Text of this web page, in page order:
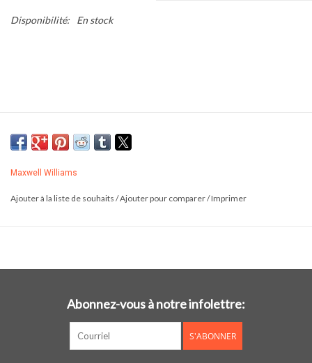
Disponibilité: En stock
Maxwell Williams
Ajouter à la liste de souhaits /Ajouter pour comparer/Imprimer
Abonnez-vous à notre infolettre:
S'ABONNER